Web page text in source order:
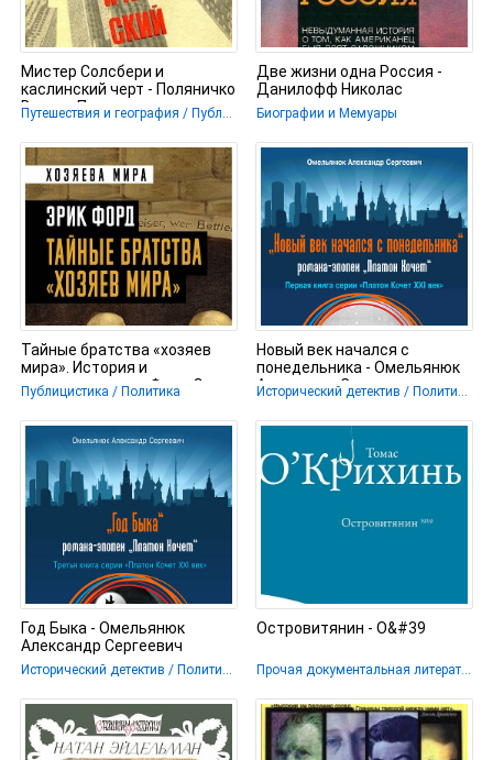
Мистер Солсбери и
каслинский черт - Поляничко
Виктор Петрович
Путешествия и география / Публицистика
Две жизни одна Россия -
Данилофф Николас
Биографии и Мемуары
Тайные братства «хозяев
мира». История и
современность - Форд Эрик
Публицистика / Политика
Новый век начался с
понедельника - Омельянюк
Александр Сергеевич
Исторический детектив / Политический детектив / Биографии и Мемуары
Год Быка - Омельянюк
Александр Сергеевич
Исторический детектив / Политический детектив / Биографии и Мемуары
Островитянин - О&#39
Прочая документальная литература / Публицистика / Биографии и Мемуары